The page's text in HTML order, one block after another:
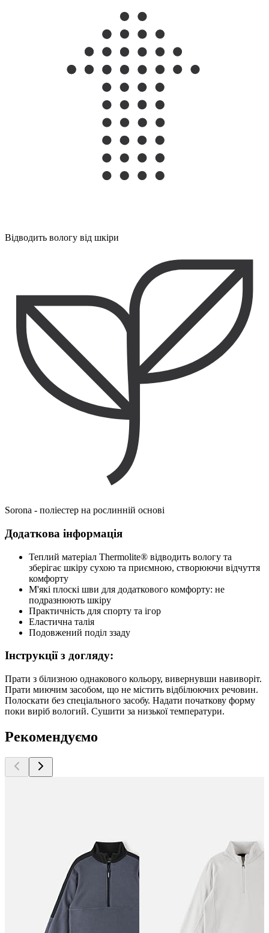
Відводить вологу від шкіри
Sorona - поліестер на рослинній основі
Додаткова інформація
Теплий матеріал Thermolite® відводить вологу та
зберігає шкіру сухою та приємною, створюючи відчуття
комфорту
М'які плоскі шви для додаткового комфорту: не
подразнюють шкіру
Практичність для спорту та ігор
Еластична талія
Подовжений поділ ззаду
Інструкції з догляду:
Прати з білизною однакового кольору, вивернувши навиворіт.
Прати миючим засобом, що не містить відбілюючих речовин.
Полоскати без спеціального засобу. Надати початкову форму
поки виріб вологий. Сушити за низької температури.
Рекомендуємо